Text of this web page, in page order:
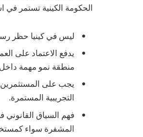
الحكومة الكينية تستمر في
ليس في كينيا حظر
يدفع الاعتماد على
منطقة نمو مهمة داخل
يجب على المستثمرين
التجريبية المستمرة.
فهم السياق
المشفرة سواء